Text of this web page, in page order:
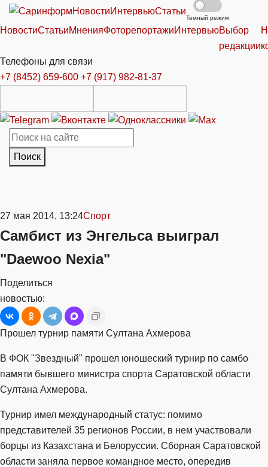
НовостиИнтервьюСтатьи
Темный режим
НовостиСтатьиМненияФоторепортажиИнтервьюВыбор
редакции
Телефоны для связи
+7 (8452) 659-600 +7 (917) 982-81-37
Поиск
27 мая 2014, 13:24Спорт
Самбист из Энгельса выиграл
"Daewoo Nexia"
Поделиться
новостью:
Прошел турнир памяти Султана Ахмерова
В ФОК "Звездный" прошел юношеский турнир по самбо
памяти бывшего министра спорта Саратовской области
Султана Ахмерова.
Турнир имел международный статус: помимо
представителей 35 регионов России, в нем участвовали
борцы из Казахстана и Белоруссии. Сборная Саратовской
области заняла первое командное место, опередив